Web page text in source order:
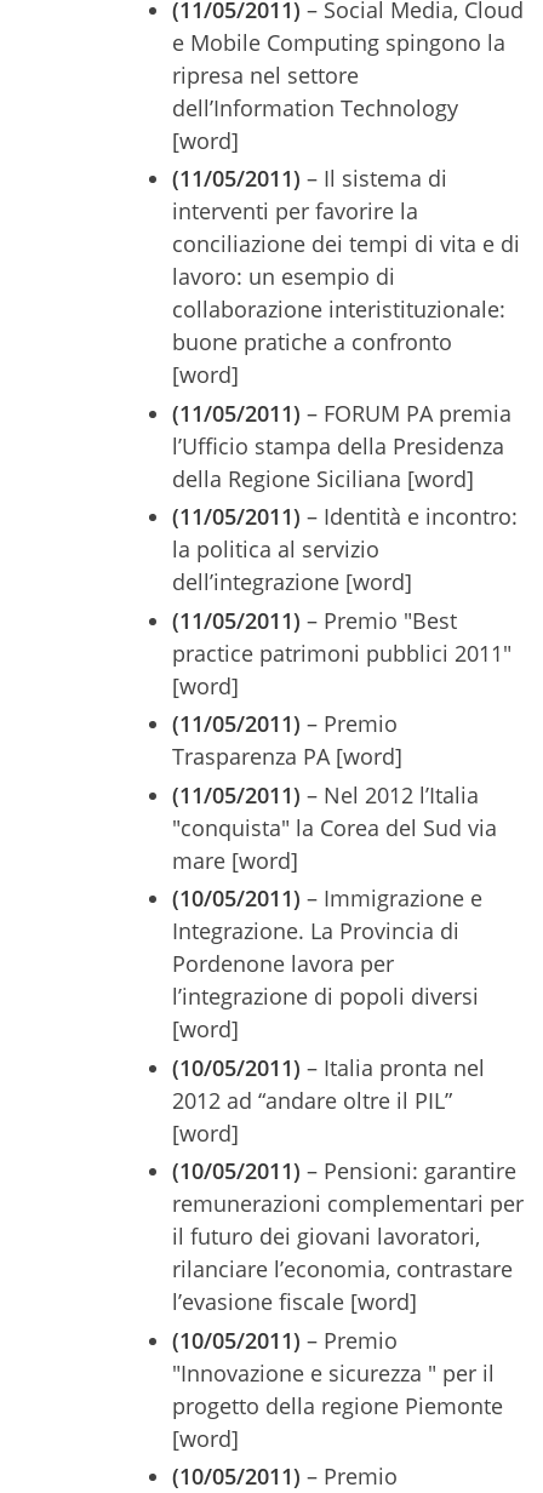
(11/05/2011) – Social Media, Cloud
e Mobile Computing spingono la
ripresa nel settore
dell’Information Technology
[word]
(11/05/2011) – Il sistema di
interventi per favorire la
conciliazione dei tempi di vita e di
lavoro: un esempio di
collaborazione interistituzionale:
buone pratiche a confronto
[word]
(11/05/2011) – FORUM PA premia
l’Ufficio stampa della Presidenza
della Regione Siciliana [word]
(11/05/2011) – Identità e incontro:
la politica al servizio
dell’integrazione [word]
(11/05/2011) – Premio "Best
practice patrimoni pubblici 2011"
[word]
(11/05/2011) – Premio
Trasparenza PA [word]
(11/05/2011) – Nel 2012 l’Italia
"conquista" la Corea del Sud via
mare [word]
(10/05/2011) – Immigrazione e
Integrazione. La Provincia di
Pordenone lavora per
l’integrazione di popoli diversi
[word]
(10/05/2011) – Italia pronta nel
2012 ad “andare oltre il PIL”
[word]
(10/05/2011) – Pensioni: garantire
remunerazioni complementari per
il futuro dei giovani lavoratori,
rilanciare l’economia, contrastare
l’evasione fiscale [word]
(10/05/2011) – Premio
"Innovazione e sicurezza " per il
progetto della regione Piemonte
[word]
(10/05/2011) – Premio